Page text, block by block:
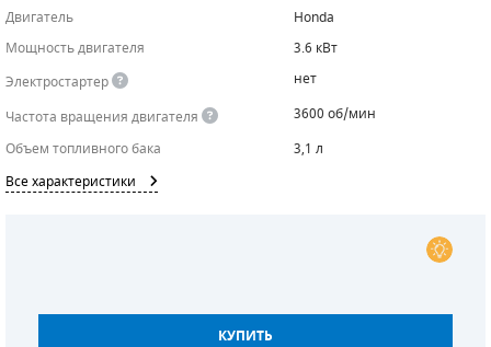
Двигатель
Honda
Мощность двигателя
3.6 кВт
Электростартер
нет
Частота вращения двигателя
3600 об/мин
Объем топливного бака
3,1 л
Все характеристики
КУПИТЬ
КОНДЕНСАТООТВОДЧИКИ
ФИЛЬТРОВ
ДЛЯ АДСОРБЦИОННЫХ ОСУШИТЕЛЕЙ